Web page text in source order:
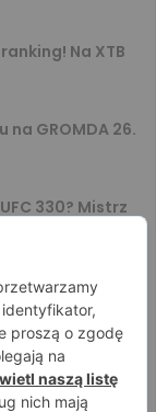
Na XTB
na GROMDA 26.
330? Mistrz
sugestia o
face to face